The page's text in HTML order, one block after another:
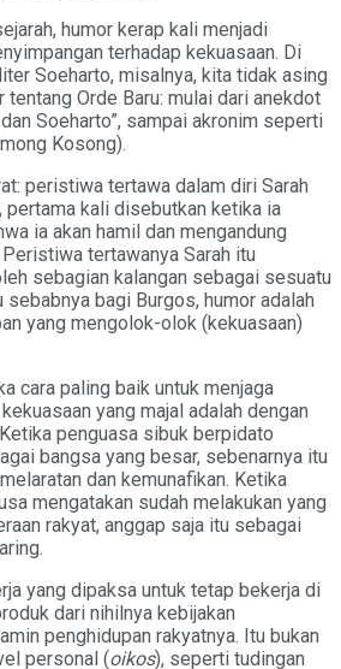
humor kerap kali menjadi
terhadap kekuasaan. Di
Soeharto, misalnya, kita tidak asing
tentang Orde Baru: mulai dari anekdot
Soeharto”, sampai akronim seperti
Kosong).
peristiwa tertawa dalam diri Sarah
pertama kali disebutkan ketika ia
ia akan hamil dan mengandung
tertawanya Sarah itu
sebagian kalangan sebagai sesuatu
bagi Burgos, humor adalah
yang mengolok-olok (kekuasaan)
cara paling baik untuk menjaga
yang majal adalah dengan
penguasa sibuk berpidato
bangsa yang besar, sebenarnya itu
dan kemunafikan. Ketika
mengatakan sudah melakukan yang
rakyat, anggap saja itu sebagai
yang dipaksa untuk tetap bekerja di
dari nihilnya kebijakan
penghidupan rakyatnya. Itu bukan
personal (oikos), seperti tudingan